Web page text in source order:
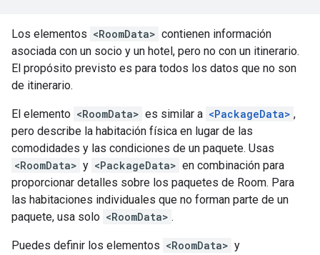
Los elementos <RoomData> contienen información
asociada con un socio y un hotel, pero no con un itinerario.
El propósito previsto es para todos los datos que no son
de itinerario.
El elemento <RoomData> es similar a <PackageData> ,
pero describe la habitación física en lugar de las
comodidades y las condiciones de un paquete. Usas
<RoomData> y <PackageData> en combinación para
proporcionar detalles sobre los paquetes de Room. Para
las habitaciones individuales que no forman parte de un
paquete, usa solo <RoomData> .
Puedes definir los elementos <RoomData> y